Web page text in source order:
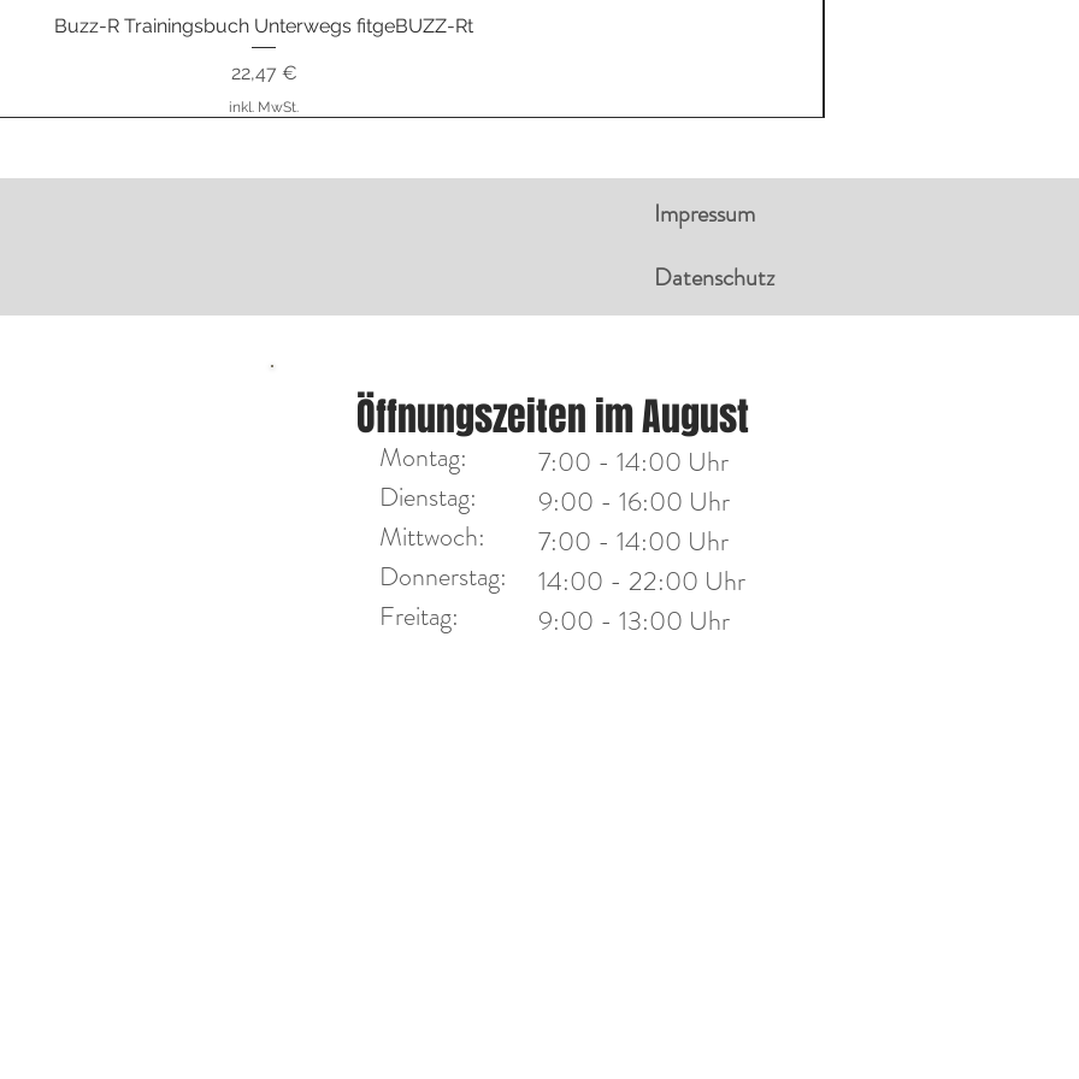
Schnellansicht
Buzz-R Trainingsbuch Unterwegs fitgeBUZZ-Rt
Preis
22,47 €
inkl. MwSt.
Impressum
Datenschutz
Dienstag
Mittwoch
Donnerstag
Freitag
14:00 - 18:00 Uhr
14:00 - 18:00 Uhr
14:00 - 19:30 Uhr
10:00 - 13:00 Uhr
Öffnungszeiten im August
Montag:
Dienstag:
Mittwoch:​
Donnerstag:
Freitag:
7:00 - 14:00 Uhr
9:00 - 16:00 Uhr
7:00 - 14:00 Uhr
14:00 - 22:00 Uhr
9:00 - 13:00 Uhr